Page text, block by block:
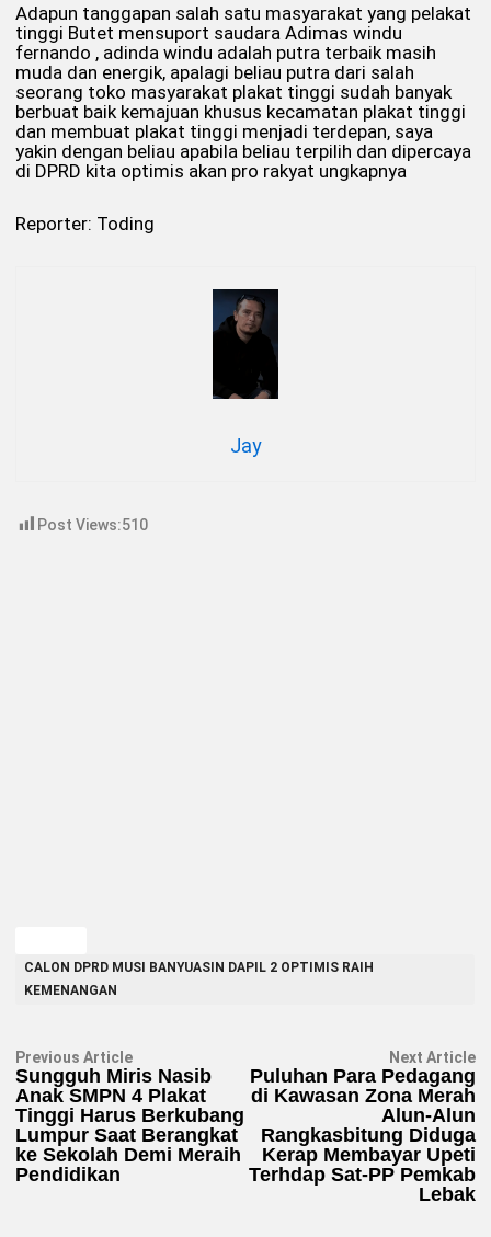
Adapun tanggapan salah satu masyarakat yang pelakat
tinggi Butet mensuport saudara Adimas windu
fernando , adinda windu adalah putra terbaik masih
muda dan energik, apalagi beliau putra dari salah
seorang toko masyarakat plakat tinggi sudah banyak
berbuat baik kemajuan khusus kecamatan plakat tinggi
dan membuat plakat tinggi menjadi terdepan, saya
yakin dengan beliau apabila beliau terpilih dan dipercaya
di DPRD kita optimis akan pro rakyat ungkapnya
Reporter: Toding
Jay
Post Views:510
CALON DPRD MUSI BANYUASIN DAPIL 2 OPTIMIS RAIH
KEMENANGAN
Navigasi
pos
Previous ArticlePrevious
article:
Sungguh Miris Nasib
Anak SMPN 4 Plakat
Tinggi Harus Berkubang
Lumpur Saat Berangkat
ke Sekolah Demi Meraih
Pendidikan
Next Article
Puluhan Para Pedagang
di Kawasan Zona Merah
Alun-Alun
Rangkasbitung Diduga
Kerap Membayar Upeti
Terhdap Sat-PP Pemkab
Lebak